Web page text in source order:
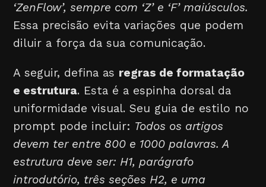
‘ZenFlow’, sempre com ‘Z’ e ‘F’ maiúsculos.
Essa precisão evita variações que podem
diluir a força da sua comunicação.
A seguir, defina as regras de formatação
e estrutura. Esta é a espinha dorsal da
uniformidade visual. Seu guia de estilo no
prompt pode incluir: Todos os artigos
devem ter entre 800 e 1000 palavras. A
estrutura deve ser: H1, parágrafo
introdutório, três seções H2, e uma